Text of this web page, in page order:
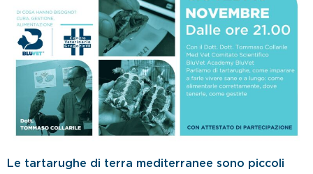
Le tartarughe di terra mediterranee sono piccoli